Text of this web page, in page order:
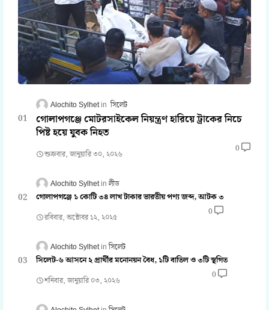
Alochito Sylhet সিলেট
গোলাপগঞ্জে মোটরসাইকেল নিয়ন্ত্রণ হারিয়ে ট্রাকের নিচে
পিষ্ট হয়ে যুবক নিহত
শুক্রবার, জানুয়ারি ৩০, ২০২৬
0
Alochito Sylhet লীড
গোলাপগঞ্জে ১ কোটি ৩৪ লাখ টাকার ভারতীয় পণ্য জব্দ, আটক ৩
রবিবার, অক্টোবর ১২, ২০২৫
0
Alochito Sylhet সিলেট
সিলেট-৬ আসনে ২ প্রার্থীর মনোনয়ন বৈধ, ১টি বাতিল ও ৩টি স্থগিত
শনিবার, জানুয়ারি ০৩, ২০২৬
0